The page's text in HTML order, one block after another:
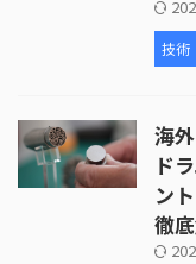
技術
海
ド
ン
徹底